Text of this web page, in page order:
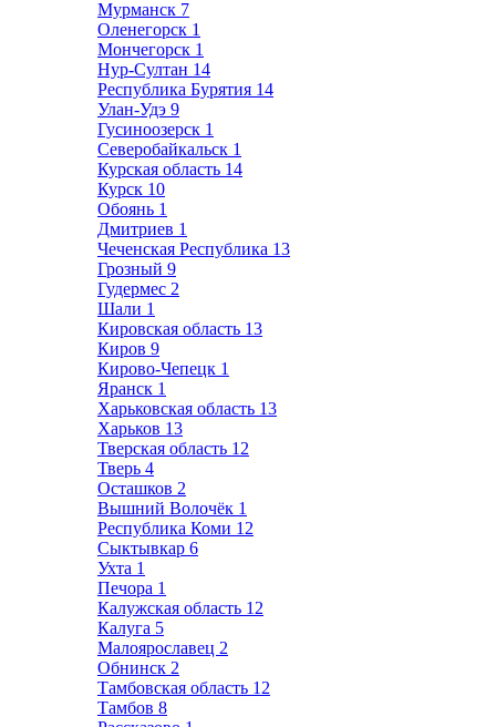
Мурманск 7
Оленегорск 1
Мончегорск 1
Нур-Султан 14
Республика Бурятия 14
Улан-Удэ 9
Гусиноозерск 1
Северобайкальск 1
Курская область 14
Курск 10
Обоянь 1
Дмитриев 1
Чеченская Республика 13
Грозный 9
Гудермес 2
Шали 1
Кировская область 13
Киров 9
Кирово-Чепецк 1
Яранск 1
Харьковская область 13
Харьков 13
Тверская область 12
Тверь 4
Осташков 2
Вышний Волочёк 1
Республика Коми 12
Сыктывкар 6
Ухта 1
Печора 1
Калужская область 12
Калуга 5
Малоярославец 2
Обнинск 2
Тамбовская область 12
Тамбов 8